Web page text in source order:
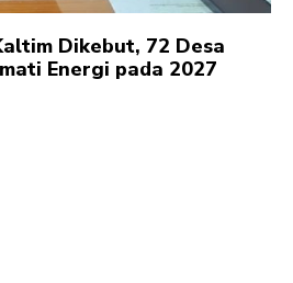
Dikebut, 72 Desa
Energi pada 2027